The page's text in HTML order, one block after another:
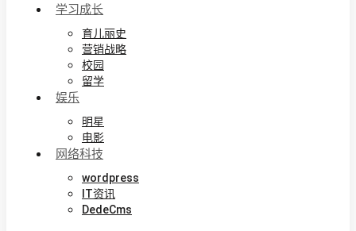
学习成长
育儿丽史
营销战略
校园
留学
娱乐
明星
电影
网络科技
wordpress
IT资讯
DedeCms